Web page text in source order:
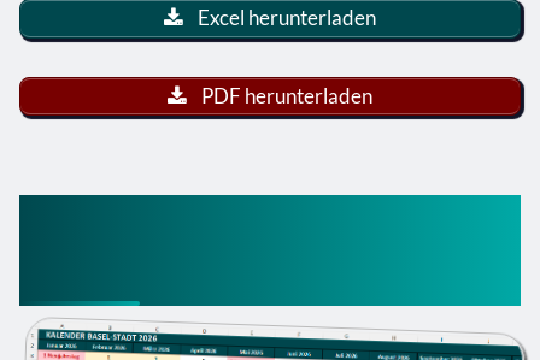
Excel herunterladen
PDF herunterladen